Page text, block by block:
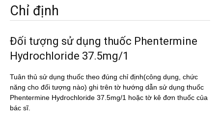
Chỉ định
Đối tượng sử dụng thuốc Phentermine
Hydrochloride 37.5mg/1
Tuân thủ sử dụng thuốc theo đúng chỉ định(công dụng, chức
năng cho đối tượng nào) ghi trên tờ hướng dẫn sử dụng thuốc
Phentermine Hydrochloride 37.5mg/1 hoặc tờ kê đơn thuốc của
bác sĩ.